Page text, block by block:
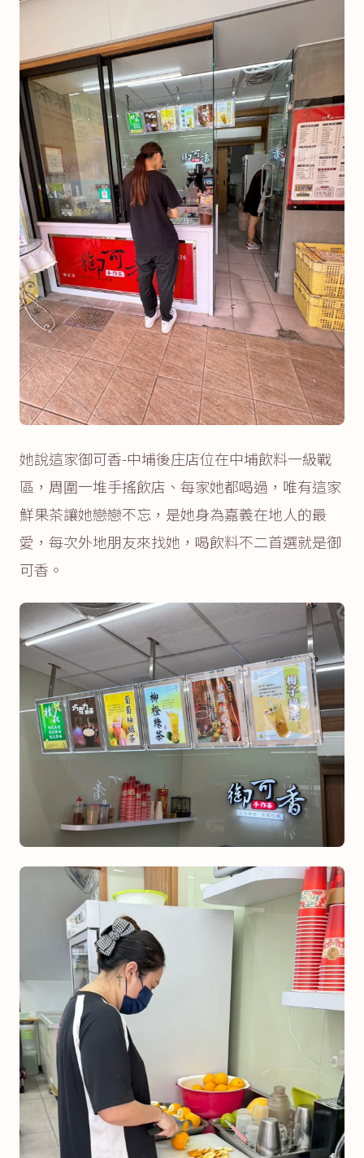
她說這家御可香-中埔後庄店位在中埔飲料一級戰
區，周圍一堆手搖飲店、每家她都喝過，唯有這家
鮮果茶讓她戀戀不忘，是她身為嘉義在地人的最
愛，每次外地朋友來找她，喝飲料不二首選就是御
可香。